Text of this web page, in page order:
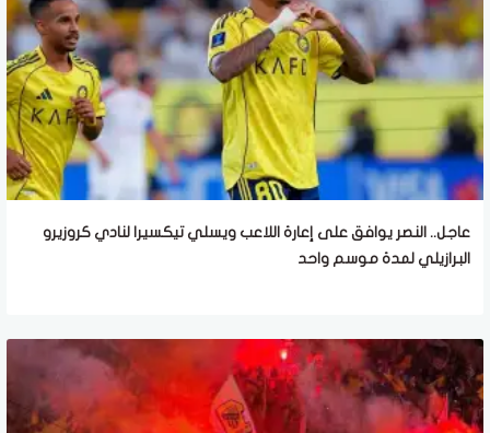
عاجل.. النصر يوافق على إعارة اللاعب ويسلي تيكسيرا لنادي كروزيرو
البرازيلي لمدة موسم واحد